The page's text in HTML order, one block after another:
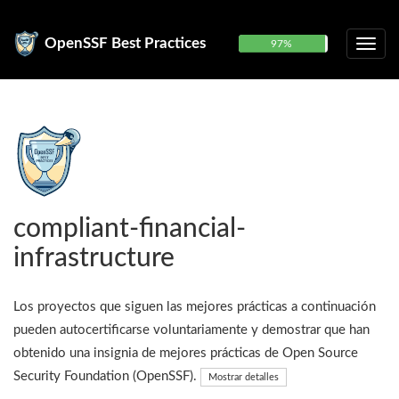
OpenSSF Best Practices 97%
compliant-financial-
infrastructure
Los proyectos que siguen las mejores prácticas a continuación
pueden autocertificarse voluntariamente y demostrar que han
obtenido una insignia de mejores prácticas de Open Source
Security Foundation (OpenSSF).
Mostrar detalles